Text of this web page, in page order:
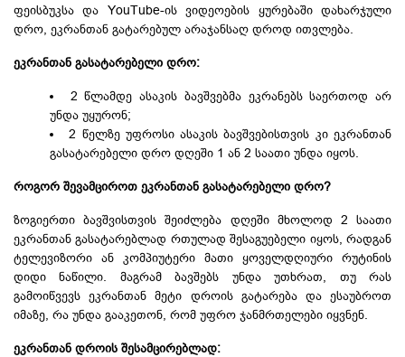
ფეისბუკსა და YouTube-ის ვიდეოების ყურებაში დახარჯული
დრო, ეკრანთან გატარებულ არაჯანსაღ დროდ ითვლება.
ეკრანთან გასატარებელი დრო:
2 წლამდე ასაკის ბავშვებმა ეკრანებს საერთოდ არ
უნდა უყურონ;
2 წელზე უფროსი ასაკის ბავშვებისთვის კი ეკრანთან
გასატარებელი დრო დღეში 1 ან 2 საათი უნდა იყოს.
როგორ შევამციროთ ეკრანთან გასატარებელი დრო?
ზოგიერთი ბავშვისთვის შეიძლება დღეში მხოლოდ 2 საათი
ეკრანთან გასატარებლად რთულად შესაგუებელი იყოს, რადგან
ტელევიზორი ან კომპიუტერი მათი ყოველდღიური რუტინის
დიდი ნაწილი. მაგრამ ბავშებს უნდა უთხრათ, თუ რას
გამოიწვევს ეკრანთან მეტი დროის გატარება და ესაუბროთ
იმაზე, რა უნდა გააკეთონ, რომ უფრო ჯანმრთელები იყვნენ.
ეკრანთან დროის შესამცირებლად: